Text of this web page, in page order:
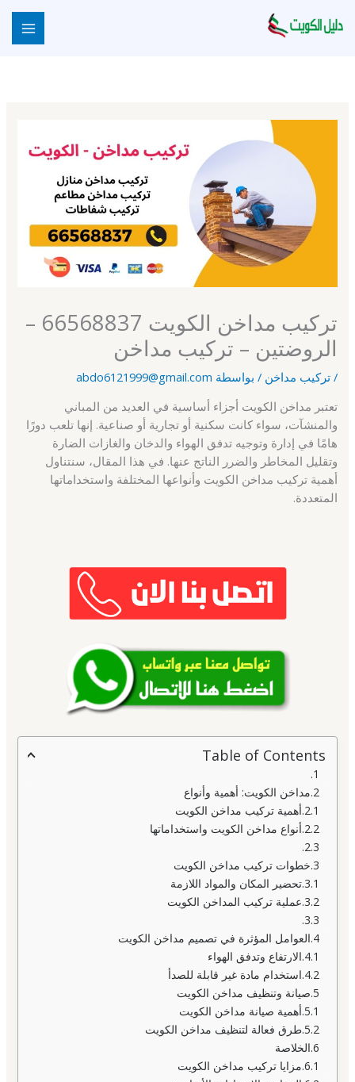
إلى
تركيب مداخن الكويت 66568837 –
الروضتين – تركيب مداخن
/تركيب مداخن / بواسطة abdo6121999@gmail.com
تعتبر مداخن الكويت أجزاء أساسية في العديد من المباني
والمنشآت، سواء كانت سكنية أو تجارية أو صناعية. إنها تلعب دورًا
هامًا في إدارة وتوجيه تدفق الهواء والدخان والغازات الضارة
وتقليل المخاطر والضرر الناتج عنها. في هذا المقال، سنتناول
أهمية تركيب مداخن الكويت وأنواعها المختلفة واستخداماتها
المتعددة.
Table of Contents
مداخن الكويت: أهمية وأنواع
أهمية تركيب مداخن الكويت
أنواع مداخن الكويت واستخداماتها
خطوات تركيب مداخن الكويت
تحضير المكان والمواد اللازمة
عملية تركيب المداخن الكويت
العوامل المؤثرة في تصميم مداخن الكويت
الارتفاع وتدفق الهواء
استخدام مادة غير قابلة للصدأ
صيانة وتنظيف مداخن الكويت
أهمية صيانة مداخن الكويت
طرق فعالة لتنظيف مداخن الكويت
الخلاصة
مزايا تركيب مداخن الكويت